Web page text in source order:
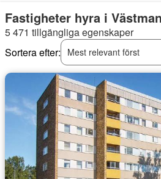
Fastigheter hyra i
5 471 tillgängliga egenskaper
Sortera efter:
Mest relevant först